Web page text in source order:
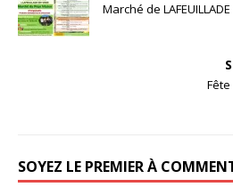
Marché de LAFEUILLADE
SOYEZ LE PREMIER À